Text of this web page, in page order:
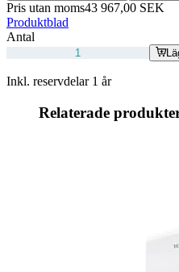
Pris utan moms43 967,00 SEK
Produktblad
Antal
Inkl. reservdelar 1 år
Relaterade